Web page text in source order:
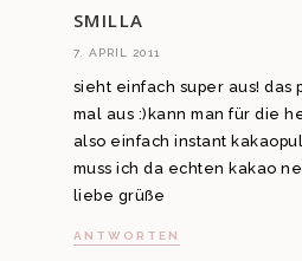
SMILLA
7. APRIL 2011
sieht einfach super aus! das
mal aus :)kann man für die
also einfach instant
muss ich da echten kakao
liebe grüße
ANTWORTEN